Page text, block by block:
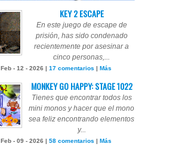
KEY 2 ESCAPE
En este juego de escape de
prisión, has sido condenado
recientemente por asesinar a
cinco personas,...
Feb - 12 - 2026 | 17 comentarios | Más
MONKEY GO HAPPY: STAGE 1022
Tienes que encontrar todos los
mini monos y hacer que el mono
sea feliz encontrando elementos
y...
Feb - 09 - 2026 | 58 comentarios | Más